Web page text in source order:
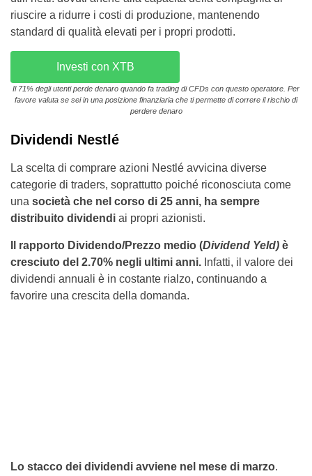
riuscire a ridurre i costi di produzione, mantenendo
standard di qualità elevati per i propri prodotti.
Investi con XTB
Il 71% degli utenti perde denaro quando fa trading di CFDs con questo operatore. Per
favore valuta se sei in una posizione finanziaria che ti permette di correre il rischio di
perdere denaro
Dividendi Nestlé
La scelta di comprare azioni Nestlé avvicina diverse
categorie di traders, soprattutto poiché riconosciuta come
una società che nel corso di 25 anni, ha sempre
distribuito dividendi ai propri azionisti.
Il rapporto Dividendo/Prezzo medio (Dividend Yeld) è
cresciuto del 2.70% negli ultimi anni. Infatti, il valore dei
dividendi annuali è in costante rialzo, continuando a
favorire una crescita della domanda.
Lo stacco dei dividendi avviene nel mese di marzo.